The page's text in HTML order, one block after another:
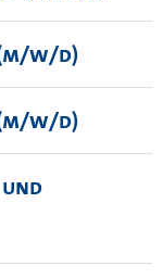
w/d)
w/d)